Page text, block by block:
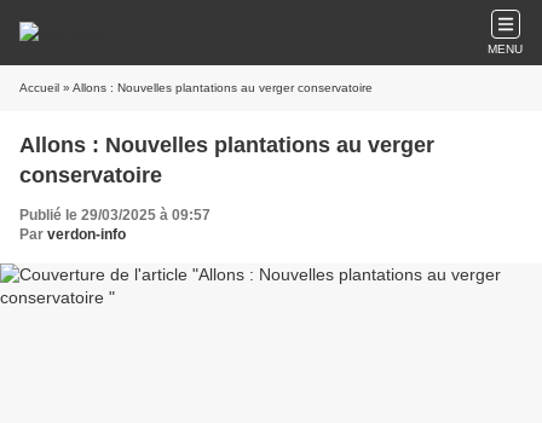
MENU
Accueil » Allons : Nouvelles plantations au verger conservatoire
Allons : Nouvelles plantations au verger
conservatoire
Publié le 29/03/2025 à 09:57
Par verdon-info